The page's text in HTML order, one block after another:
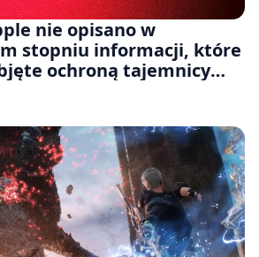
nie opisano w
stopniu informacji, które
ochroną tajemnicy
żąda odrzucenia